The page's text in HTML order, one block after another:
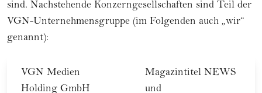
sind. Nachstehende Konzerngesellschaften sind Teil der
VGN-Unternehmensgruppe (im Folgenden auch „wir“
genannt):
VGN Medien
Holding GmbH
Magazintitel NEWS
und